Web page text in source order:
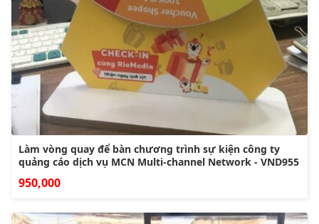
Làm vòng quay để bàn chương trình sự kiện công ty
quảng cáo dịch vụ MCN Multi-channel Network - VND955
950,000